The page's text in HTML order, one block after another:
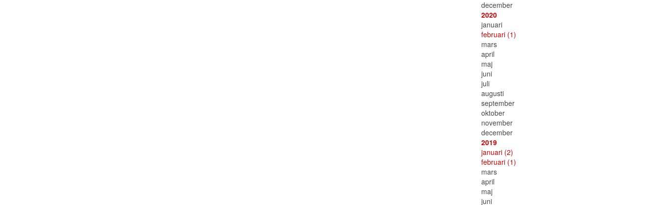
december
2020
januari
februari (1)
mars
april
maj
juni
juli
augusti
september
oktober
november
december
2019
januari (2)
februari (1)
mars
april
maj
juni